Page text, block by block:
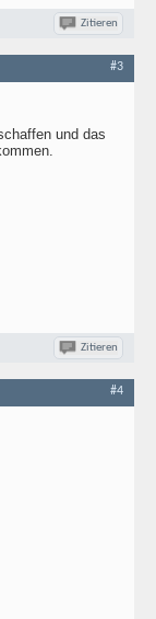
Zitieren
#3
und das
Zitieren
#4